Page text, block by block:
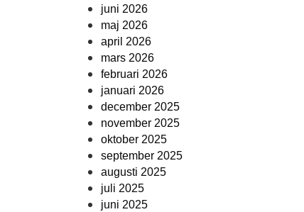
juni 2026
maj 2026
april 2026
mars 2026
februari 2026
januari 2026
december 2025
november 2025
oktober 2025
september 2025
augusti 2025
juli 2025
juni 2025